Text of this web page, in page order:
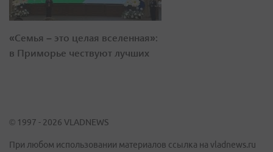
«Семья – это целая вселенная»:
в Приморье чествуют лучших
© 1997 - 2026 VLADNEWS
При любом использовании материалов ссылка на vladnews.ru